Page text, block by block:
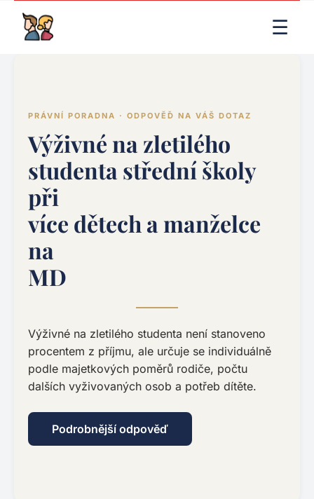
☰
PRÁVNÍ PORADNA · ODPOVĚĎ NA VÁŠ DOTAZ
Výživné na zletilého
studenta střední školy
při
více dětech a manželce
na
MD
Výživné na zletilého studenta není stanoveno
procentem z příjmu, ale určuje se individuálně
podle majetkových poměrů rodiče, počtu
dalších vyživovaných osob a potřeb dítěte.
Podrobnější odpověď